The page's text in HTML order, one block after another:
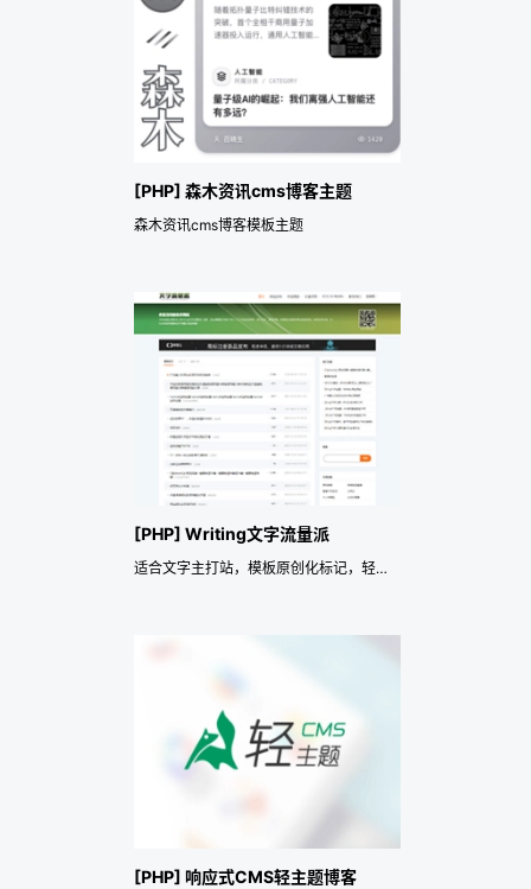
[PHP] 森木资讯cms博客主题
森木资讯cms博客模板主题
[PHP] Writing文字流量派
适合文字主打站，模板原创化标记，轻量防采集版权保护，自由SEO优化TDK设置，方便搜索引擎批量收录，简洁纯文字流量站适合做站群/体育资讯线报资源活动快报信息资源网——《益吾库》尔今作品
[PHP] 响应式CMS轻主题博客